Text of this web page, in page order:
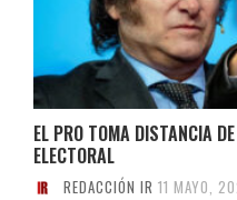
EL PRO TOMA DISTANCIA
ELECTORAL
REDACCIÓN IR 11 MAYO,